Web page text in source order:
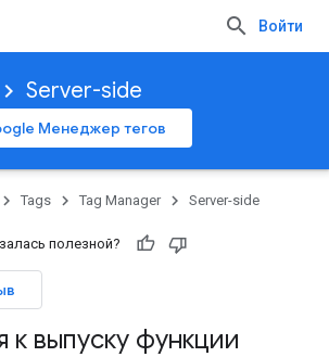
Войти
Server-side
Менеджер тегов
Tags Tag Manager Server-side
полезной?
к выпуску функции